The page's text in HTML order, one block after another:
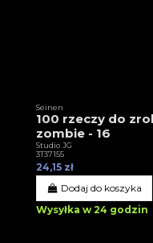
Seinen
100 rzeczy do
zombie - 16
Studio JG
3T37155
24,15 zł
Dodaj do koszyka
Wysyłka w 24 godzin